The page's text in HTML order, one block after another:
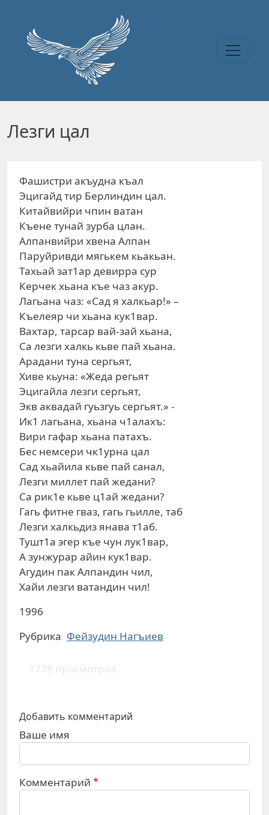
Лезги цал
Фашистри акъудна къал
Эцигайд тир Берлиндин цал.
Китайвийри чпин ватан
Къене тунай зурба цлан.
Алпанвийри хвена Алпан
Паруйривди мягькем кьакьан.
Тахьай зат1ар девирра сур
Керчек хьана къе чаз акур.
Лагьана чаз: «Сад я халкьар!» –
Къелеяр чи хьана кук1вар.
Вахтар, тарсар вай-зай хьана,
Са лезги халкь кьве пай хьана.
Арадани туна сергьят,
Хиве кьуна: «Жеда регьят
Эцигайла лезги сергьят,
Экв аквадай гуьзгуь сергьят.» -
Ик1 лагьана, хьана ч1алахъ:
Вири гафар хьана патахъ.
Бес немсери чк1урна цал
Сад хьайила кьве пай санал,
Лезги миллет пай жедани?
Са рик1е кьве ц1ай жедани?
Гагь фитне гваз, гагь гьилле, таб
Лезги халкьдиз янава т1аб.
Тушт1а эгер къе чун лук1вар,
А зунжурар айин кук1вар.
Агудин пак Алпандин чил,
Хайи лезги ватандин чил!
1996
Рубрика Фейзудин Нагъиев
1778 просмотров
Добавить комментарий
Ваше имя
Комментарий